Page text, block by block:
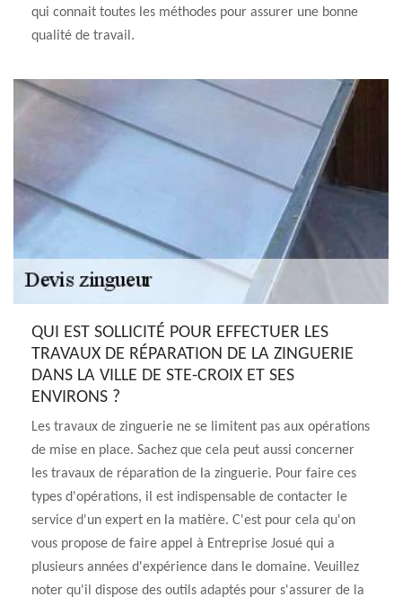
qui connait toutes les méthodes pour assurer une bonne
qualité de travail.
QUI EST SOLLICITÉ POUR EFFECTUER LES
TRAVAUX DE RÉPARATION DE LA ZINGUERIE
DANS LA VILLE DE STE-CROIX ET SES
ENVIRONS ?
Les travaux de zinguerie ne se limitent pas aux opérations
de mise en place. Sachez que cela peut aussi concerner
les travaux de réparation de la zinguerie. Pour faire ces
types d'opérations, il est indispensable de contacter le
service d'un expert en la matière. C'est pour cela qu'on
vous propose de faire appel à Entreprise Josué qui a
plusieurs années d'expérience dans le domaine. Veuillez
noter qu'il dispose des outils adaptés pour s'assurer de la